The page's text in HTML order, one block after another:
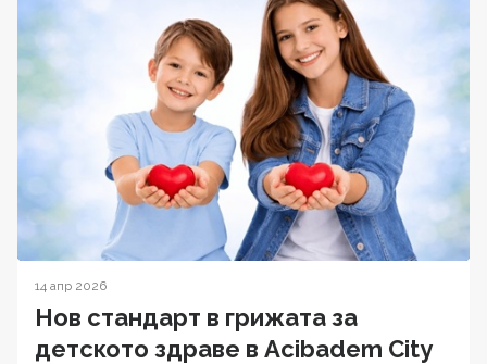
14 апр 2026
Нов стандарт в грижата за
детското здраве в Acibadem City